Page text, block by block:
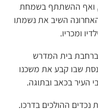
ואף ההשתתף בשמחת
השיב את נשמתו
ומכריו.
ברחבת בית המדרש
שבו קבע את משכנו
העיר בכאב ובתוגה.
נכדים ההולכים בדרכו.